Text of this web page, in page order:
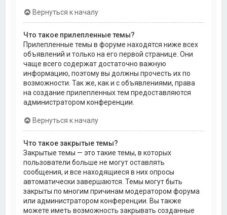
Вернуться к началу
Что такое прилепленные темы?
Прилепленные темы в форуме находятся ниже всех
объявлений и только на его первой странице. Они
чаще всего содержат достаточно важную
информацию, поэтому вы должны прочесть их по
возможности. Так же, как и с объявлениями, права
на создание прилепленных тем предоставляются
администратором конференции.
Вернуться к началу
Что такое закрытые темы?
Закрытые темы — это такие темы, в которых
пользователи больше не могут оставлять
сообщения, и все находящиеся в них опросы
автоматически завершаются. Темы могут быть
закрыты по многим причинам модератором форума
или администратором конференции. Вы также
можете иметь возможность закрывать созданные